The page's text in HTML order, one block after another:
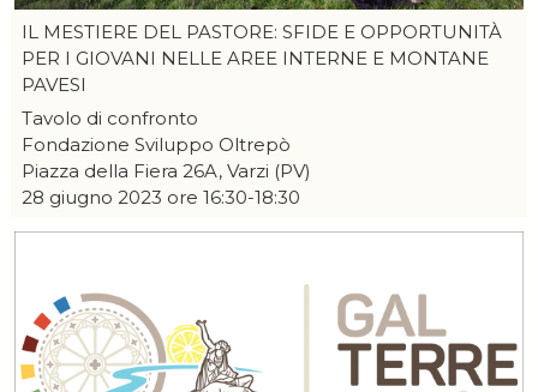
IL MESTIERE DEL PASTORE: SFIDE E OPPORTUNITÀ
PER I GIOVANI NELLE AREE INTERNE E MONTANE
PAVESI
Tavolo di confronto
Fondazione Sviluppo Oltrepò
Piazza della Fiera 26A, Varzi (PV)
28 giugno 2023 ore 16:30-18:30